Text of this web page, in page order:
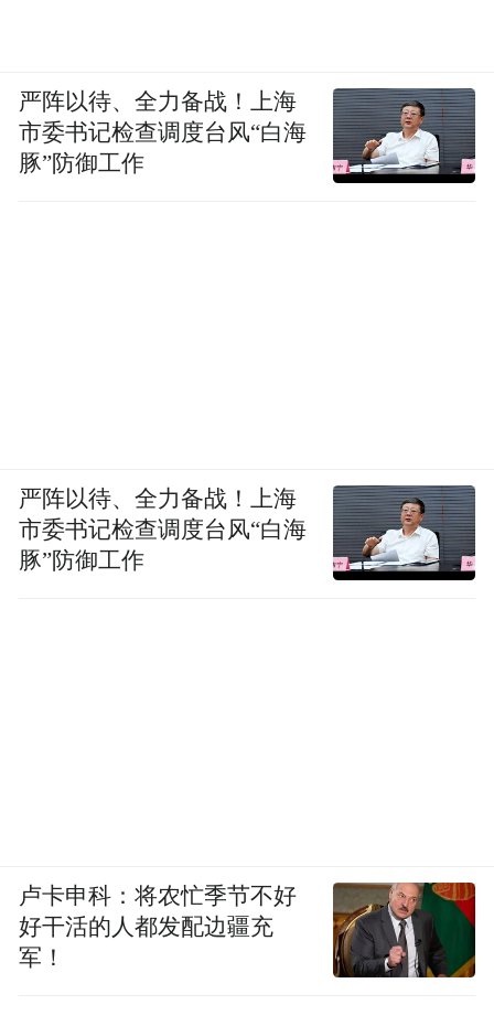
严阵以待、全力备战！上海
市委书记检查调度台风“白海
豚”防御工作
严阵以待、全力备战！上海
市委书记检查调度台风“白海
豚”防御工作
卢卡申科：将农忙季节不好
好干活的人都发配边疆充
军！